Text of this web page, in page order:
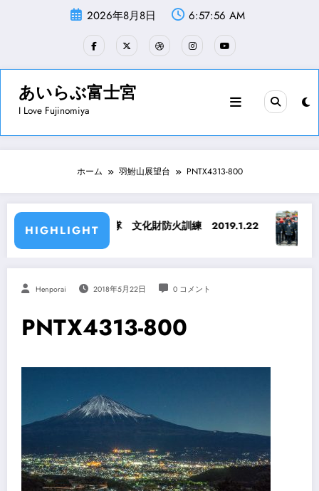
へ
2026年8月8日 6:57:56 AM
あいらぶ富士宮
I Love Fujinomiya
ホーム 羽鮒山展望台 PNTX4313-800
HIGHLIGHT
宮第三分団消防隊 文化財防火訓練 2019.1.22 富士宮
Henporai 2018年5月22日 0 コメント
PNTX4313-800